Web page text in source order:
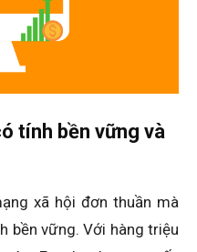
tính bền vững và
xã hội đơn thuần mà
bền vững. Với hàng triệu